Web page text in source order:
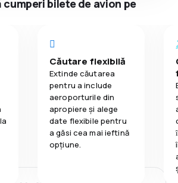
cumperi bilete de avion pe
Căutare flexibilă
Extinde căutarea
pentru a include
aeroporturile din
apropiere și alege
date flexibile pentru
a găsi cea mai ieftină
opțiune.